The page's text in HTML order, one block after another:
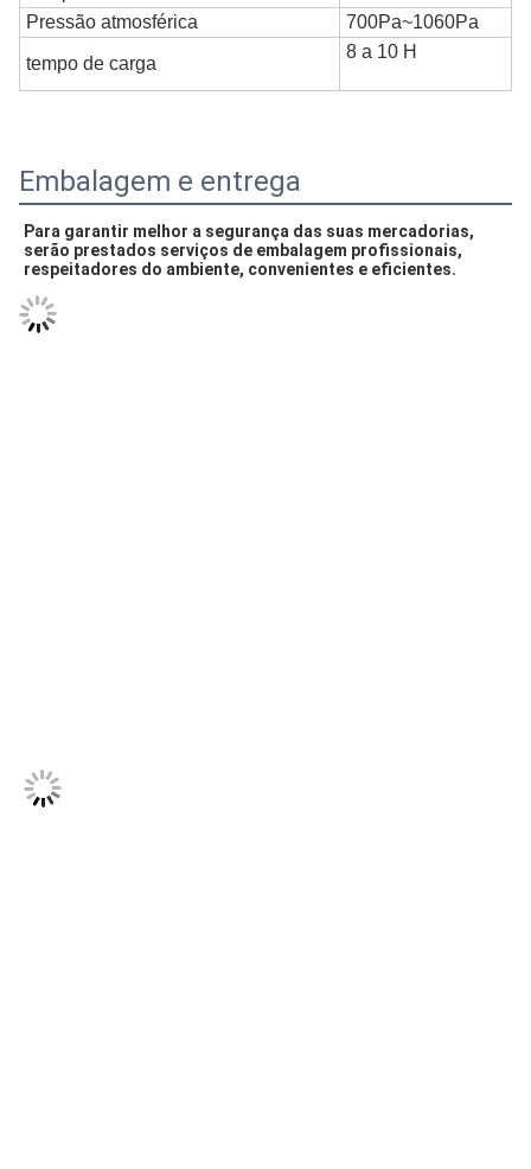
Pressão atmosférica
700Pa~1060Pa
tempo de carga
8 a 10 H
Embalagem e entrega
Para garantir melhor a segurança das suas mercadorias,
serão prestados serviços de embalagem profissionais,
respeitadores do ambiente, convenientes e eficientes.